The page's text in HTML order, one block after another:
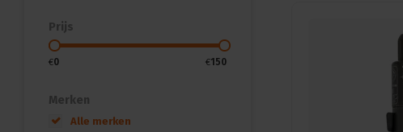
Prijs
€0 €150
Merken
Alle merken